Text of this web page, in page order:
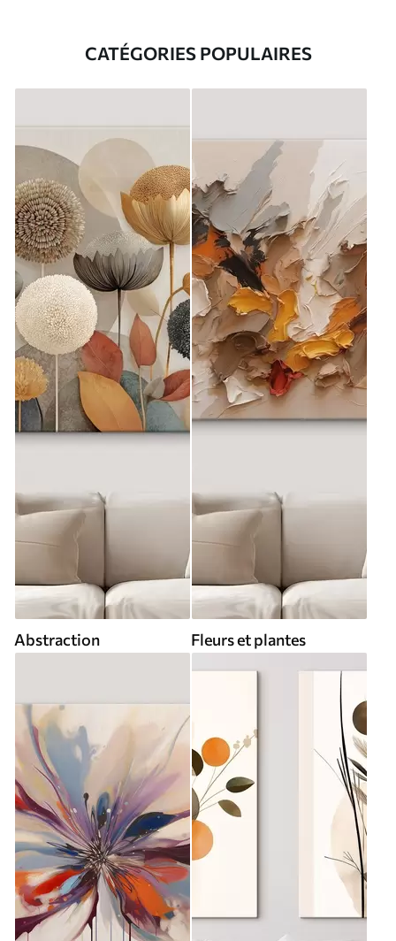
CATÉGORIES POPULAIRES
Abstraction Fleurs et plantes